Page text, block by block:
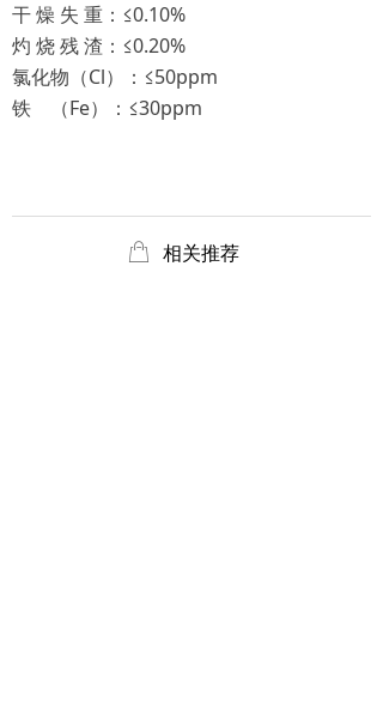
干 燥 失 重：≤0.10%
灼 烧 残 渣：≤0.20%
氯化物（Cl）：≤50ppm
铁 （Fe）：≤30ppm
ꂆ 相关推荐